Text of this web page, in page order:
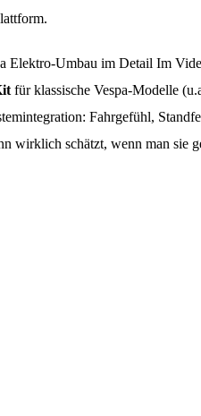
Elektro-Umbau im Detail Im
für klassische Vespa-Modelle
Fahrgefühl,
wirklich schätzt, wenn man sie